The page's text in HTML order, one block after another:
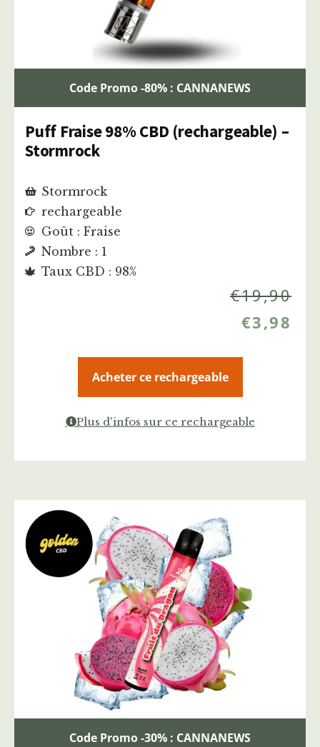
Code Promo -80% : CANNANEWS
Puff Fraise 98% CBD (rechargeable) –
Stormrock
Stormrock
rechargeable
Goût : Fraise
Nombre : 1
Taux CBD : 98%
€19,90
€3,98
Acheter ce rechargeable
Plus d'infos sur ce rechargeable
Code Promo -30% : CANNANEWS